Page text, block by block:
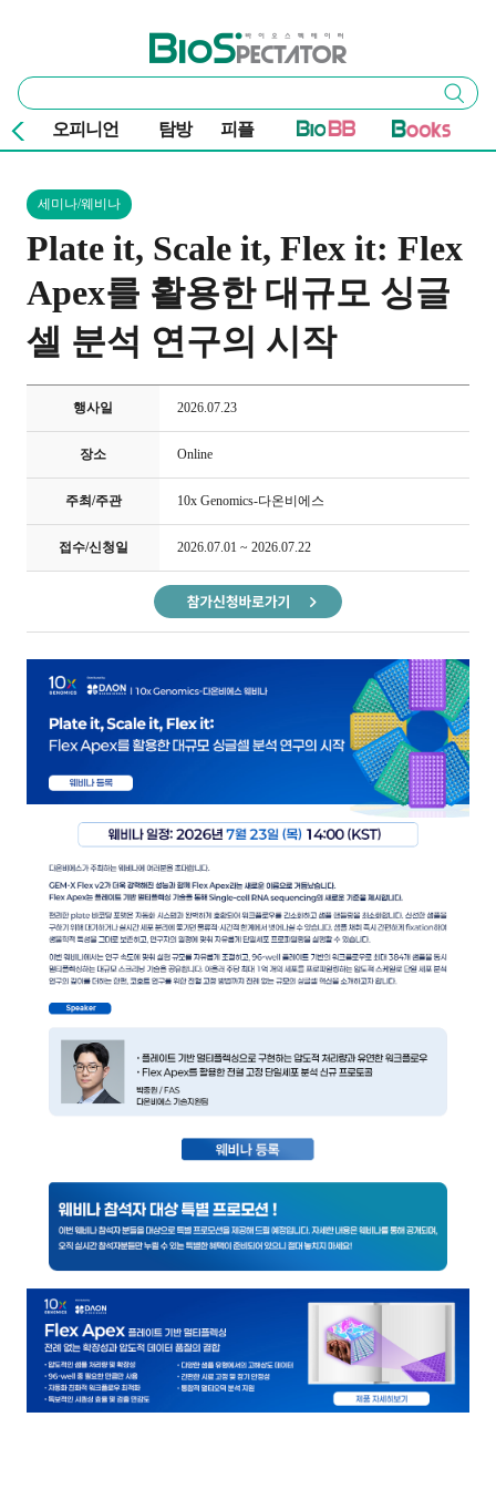
바이오스펙테이터
통
합
검
색
검색
오피니언 탐방 피플
세미나/웨비나
Plate it, Scale it, Flex it: Flex
Apex를 활용한 대규모 싱글
셀 분석 연구의 시작
행사일 2026.07.23
장소 Online
주최/주관 10x Genomics-다온비에스
접수/신청일 2026.07.01 ~ 2026.07.22